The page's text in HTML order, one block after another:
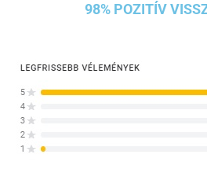
98% POZITÍV